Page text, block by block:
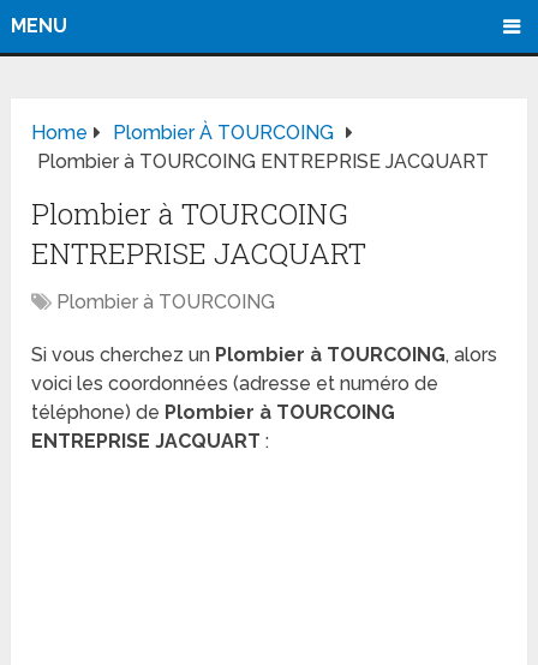
MENU
Home
Plombier À TOURCOING
Plombier à TOURCOING ENTREPRISE JACQUART
Plombier à TOURCOING
ENTREPRISE JACQUART
Plombier à TOURCOING
Si vous cherchez un Plombier à TOURCOING, alors
voici les coordonnées (adresse et numéro de
téléphone) de Plombier à TOURCOING
ENTREPRISE JACQUART: